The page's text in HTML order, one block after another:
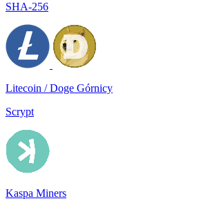
SHA-256
Litecoin / Doge Górnicy
Scrypt
Kaspa Miners